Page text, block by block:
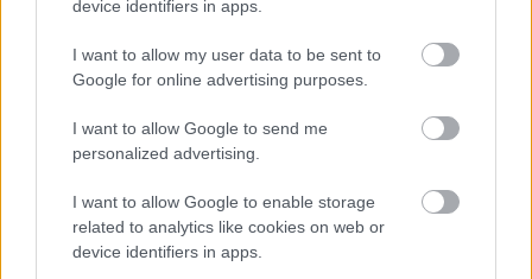
device identifiers in apps.
I want to allow my user data to be sent to
Google for online advertising purposes.
I want to allow Google to send me
personalized advertising.
I want to allow Google to enable storage
related to analytics like cookies on web or
device identifiers in apps.
της κοιλιά στην παραλία καθησύχασαν επιτέλους
Η Αμερικανίδα τηλεστάρ θα περίμενε κανείς να
αυτά, μεγάλος αριθμός των ελληνικών Μέσων
ασχολήθηκε με την περίπτωσή της. Το ρομάντζο